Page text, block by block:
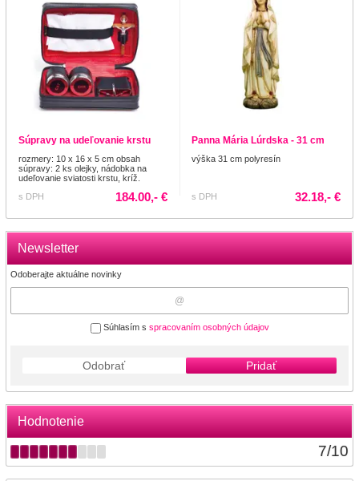
Newsletter
Odoberajte aktuálne novinky
Súhlasím s spracovaním osobných údajov
Odobrať Pridať
Hodnotenie
7/10
Súpravy na udeľovanie krstu
rozmery: 10 x 16 x 5 cm obsah
súpravy: 2 ks olejky, nádobka na
udeľovanie sviatosti krstu, kríž.
s DPH
184.00,- €
Panna Mária Lúrdska - 31 cm
výška 31 cm polyresín
s DPH 32.18,- €